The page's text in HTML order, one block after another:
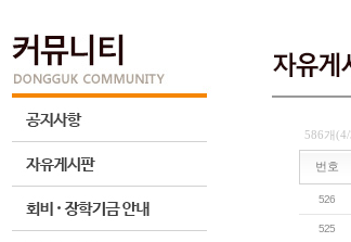
586개
번호
526
525